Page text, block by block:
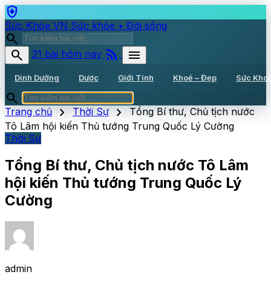
health_and_safety
Sức Khỏe VN Sức khỏe • Đời sống
search
search
21 bài hôm nay rss_feed menu
Dinh Dưỡng Dược Giới Tính Khoẻ – Đẹp Sức
search
Trang chủ chevron_right Thời Sự chevron_right Tổng Bí thư, Chủ tịch nước
Tô Lâm hội kiến Thủ tướng Trung Quốc Lý Cường
Thời Sự
Tổng Bí thư, Chủ tịch nước Tô Lâm
hội kiến Thủ tướng Trung Quốc Lý
Cường
admin